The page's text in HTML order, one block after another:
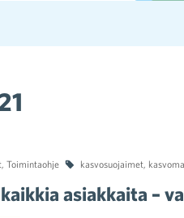
, Toimintaohje kasvosuojaimet,
asiakkaita –